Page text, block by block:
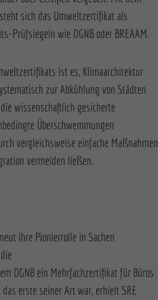
sich das Umweltzertifikat als
Prüfsiegeln wie DGNB oder BREAAM.
ist es, Klimaarchitektur
zur Abkühlung von Städten
wissenschaftlich gesicherte
Überschwemmungen
vergleichsweise einfache Maßnahmen
vermeiden ließen.
ihre Pionierrolle in Sachen
DGNB ein Mehrfachzertifikat für Büros
erste seiner Art war, erhielt SRE